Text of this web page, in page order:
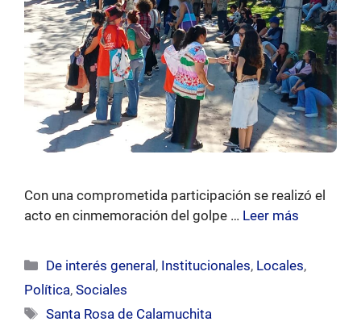
Con una comprometida participación se realizó el
acto en cinmemoración del golpe … Leer más
Categorías
De interés general , Institucionales, Locales,
Política, Sociales
Etiquetas
Santa Rosa de Calamuchita